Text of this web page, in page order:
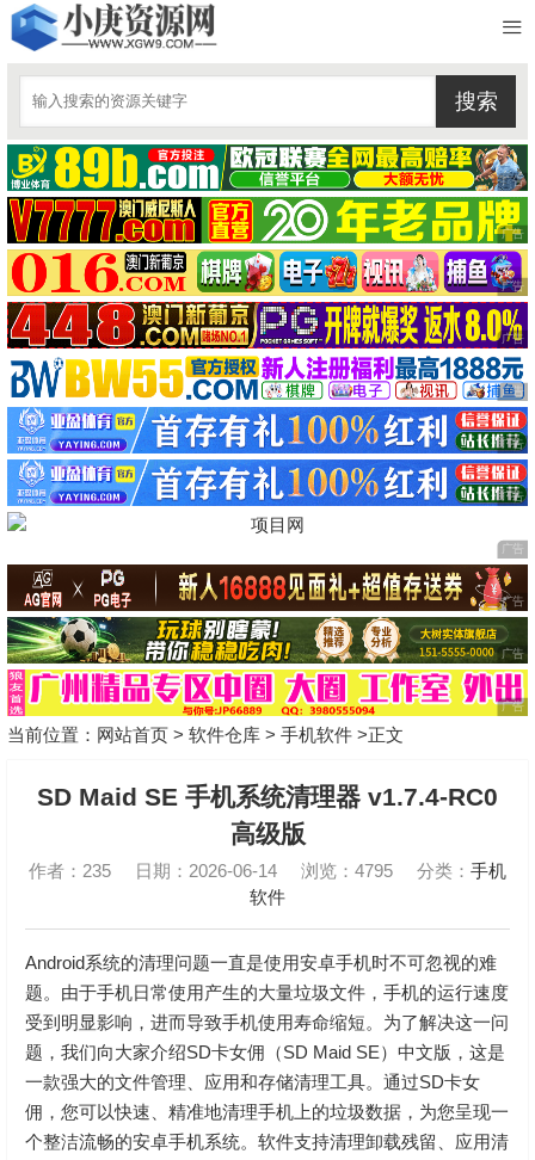
当前位置： 网站首页 > 软件仓库 > 手机软件 >正文
SD Maid SE 手机系统清理器 v1.7.4-RC0
高级版
作者：235 日期：2026-06-14 浏览：4795 分类： 手机
软件
Android系统的清理问题一直是使用安卓手机时不可忽视的难
题。由于手机日常使用产生的大量垃圾文件，手机的运行速度
受到明显影响，进而导致手机使用寿命缩短。为了解决这一问
题，我们向大家介绍SD卡女佣（SD Maid SE）中文版，这是
一款强大的文件管理、应用和存储清理工具。通过SD卡女
佣，您可以快速、精准地清理手机上的垃圾数据，为您呈现一
个整洁流畅的安卓手机系统。软件支持清理卸载残留、应用清